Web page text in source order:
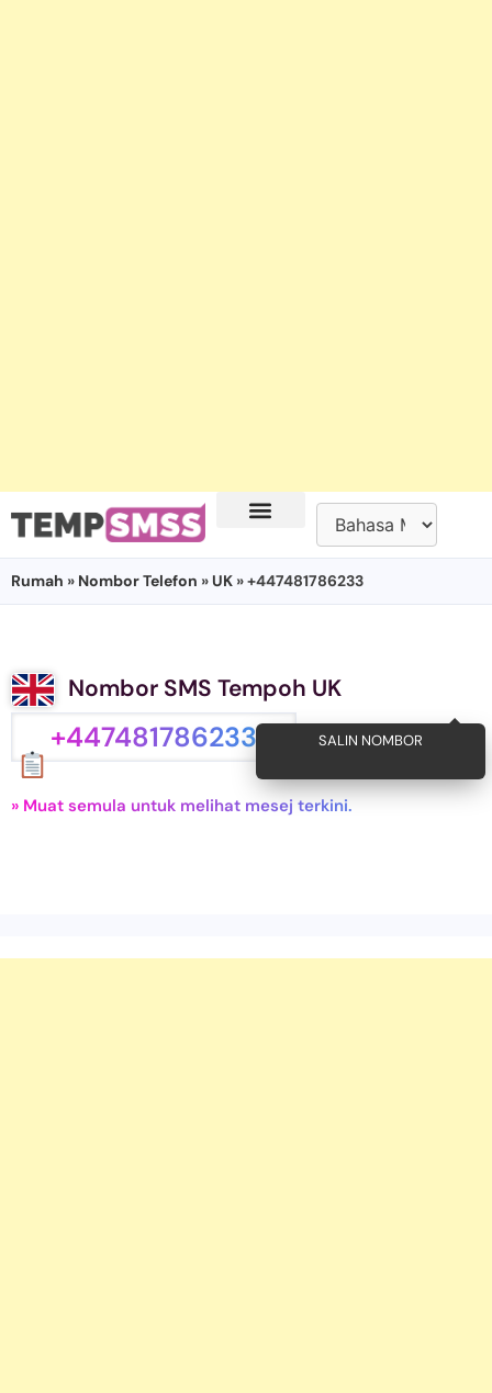
Rumah » Nombor Telefon »UK » +447481786233
Nombor SMS Tempoh UK
+447481786233 SALIN NOMBOR
» Muat semula untuk melihat mesej terkini.